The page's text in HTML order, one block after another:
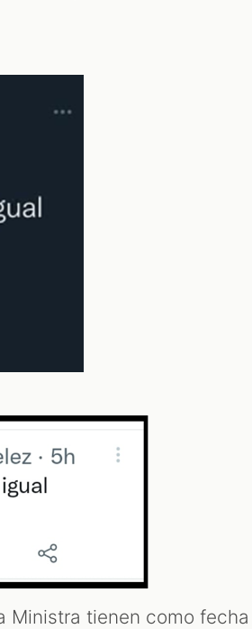
Ministra tienen como fecha